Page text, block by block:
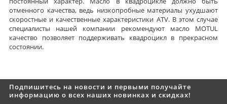
отменного качества, ведь низкопробные материалы ухудшают
скоростные и качественные характеристики ATV. В этом случае
специалисты нашей компании рекомендуют масло MOTUL
качество позволяет поддерживать квадроцикл в прекрасном
состоянии.
Подпишитесь на новости и первыми получайте
информацию о всех наших новинках и скидках!